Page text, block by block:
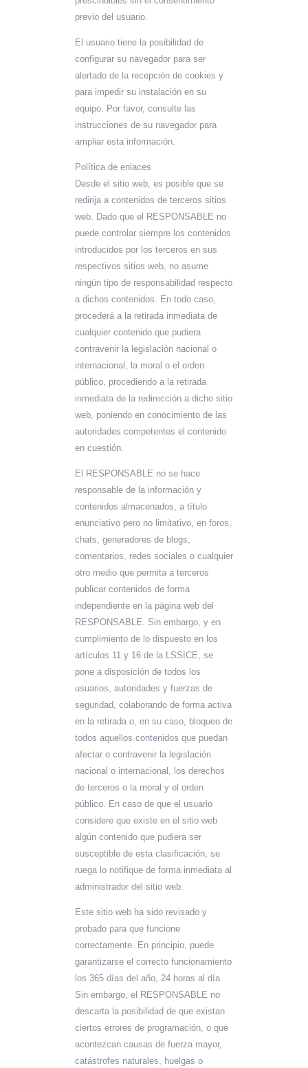
previo del usuario.
El usuario tiene la posibilidad de
configurar su navegador para ser
alertado de la recepción de cookies y
para impedir su instalación en su
equipo. Por favor, consulte las
instrucciones de su navegador para
ampliar esta información.
Política de enlaces
Desde el sitio web, es posible que se
redirija a contenidos de terceros sitios
web. Dado que el RESPONSABLE no
puede controlar siempre los contenidos
introducidos por los terceros en sus
respectivos sitios web, no asume
ningún tipo de responsabilidad respecto
a dichos contenidos. En todo caso,
procederá a la retirada inmediata de
cualquier contenido que pudiera
contravenir la legislación nacional o
internacional, la moral o el orden
público, procediendo a la retirada
inmediata de la redirección a dicho sitio
web, poniendo en conocimiento de las
autoridades competentes el contenido
en cuestión.
El RESPONSABLE no se hace
responsable de la información y
contenidos almacenados, a título
enunciativo pero no limitativo, en foros,
chats, generadores de blogs,
comentarios, redes sociales o cualquier
otro medio que permita a terceros
publicar contenidos de forma
independiente en la página web del
RESPONSABLE. Sin embargo, y en
cumplimiento de lo dispuesto en los
artículos 11 y 16 de la LSSICE, se
pone a disposición de todos los
usuarios, autoridades y fuerzas de
seguridad, colaborando de forma activa
en la retirada o, en su caso, bloqueo de
todos aquellos contenidos que puedan
afectar o contravenir la legislación
nacional o internacional, los derechos
de terceros o la moral y el orden
público. En caso de que el usuario
considere que existe en el sitio web
algún contenido que pudiera ser
susceptible de esta clasificación, se
ruega lo notifique de forma inmediata al
administrador del sitio web.
Este sitio web ha sido revisado y
probado para que funcione
correctamente. En principio, puede
garantizarse el correcto funcionamiento
los 365 días del año, 24 horas al día.
Sin embargo, el RESPONSABLE no
descarta la posibilidad de que existan
ciertos errores de programación, o que
acontezcan causas de fuerza mayor,
catástrofes naturales, huelgas o